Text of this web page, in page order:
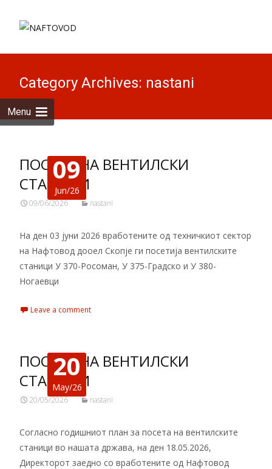
Menu
Category Archives: nastani
09
Jun/26
ПОСЕТА НА ВЕНТИЛСКИ
СТАНИЦИ
09/06/2026 nastani
На ден 03 јуни 2026 вработените од техничкиот сектор
на Нафтовод дооел Скопје ги посетија вентилските
станици У 370-Росоман, У 375-Градско и У 380-
Ногаевци
Leave a comment
20
May/26
ПОСЕТА НА ВЕНТИЛСКИ
СТАНИЦИ
20/05/2026 nastani
Согласно годишниот план за посета на вентилските
станици во нашата држава, на ден 18.05.2026,
Директорот заедно со вработените од Нафтовод